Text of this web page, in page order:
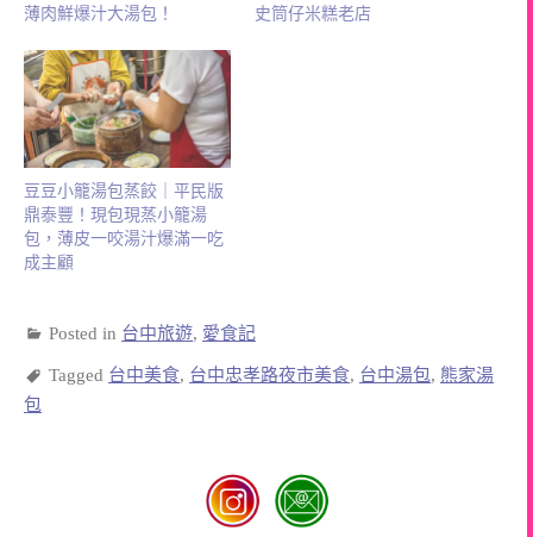
薄肉鮮爆汁大湯包！
史筒仔米糕老店
豆豆小籠湯包蒸餃｜平民版
鼎泰豐！現包現蒸小籠湯
包，薄皮一咬湯汁爆滿一吃
成主顧
Posted in 台中旅遊, 愛食記
Tagged 台中美食, 台中忠孝路夜市美食, 台中湯包, 熊家湯
包